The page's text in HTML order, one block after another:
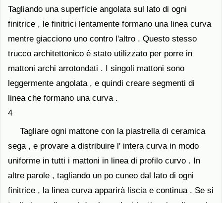
Tagliando una superficie angolata sul lato di ogni
finitrice , le finitrici lentamente formano una linea curva
mentre giacciono uno contro l'altro . Questo stesso
trucco architettonico è stato utilizzato per porre in
mattoni archi arrotondati . I singoli mattoni sono
leggermente angolata , e quindi creare segmenti di
linea che formano una curva .
4
Tagliare ogni mattone con la piastrella di ceramica
sega , e provare a distribuire l' intera curva in modo
uniforme in tutti i mattoni in linea di profilo curvo . In
altre parole , tagliando un po cuneo dal lato di ogni
finitrice , la linea curva apparirà liscia e continua . Se si